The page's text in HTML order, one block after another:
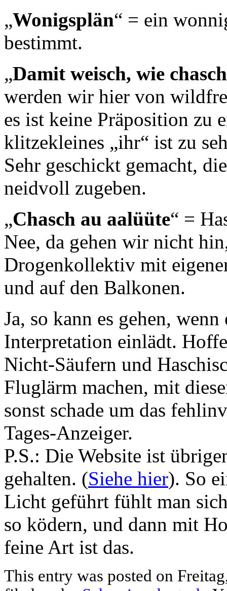
„Wonigsplän“ = ein
bestimmt.
„Damit weisch, wie
werden wir hier von
es ist keine Präposition zu
klitzekleines „ihr“ ist zu
Sehr geschickt gemacht,
neidvoll zugeben.
„Chasch au aalüüte“ =
Nee, da gehen wir nicht
Drogenkollektiv mit
und auf den Balkonen.
Ja, so kann es gehen,
Interpretation einlädt.
Nicht-Säufern und
Fluglärm machen, mit
sonst schade um das
Tages-Anzeiger.
P.S.: Die Website ist
gehalten. (Siehe hier). So
Licht geführt fühlt man
so ködern, und dann mit
feine Art ist das.
This entry was posted on